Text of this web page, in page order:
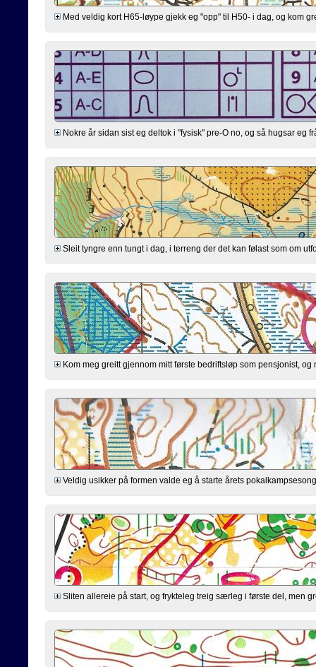
Med veldig kort H65-løype gjekk eg "opp" til H50- i dag, og kom
Nokre år sidan sist eg deltok i "fysisk" pre-O no, og så hugsar eg
Sleit tyngre enn tungt i dag, i terreng der det kan følast som om
Kom meg greitt gjennom mitt første bedriftsløp som pensjonist,
Veldig usikker på formen valde eg å starte årets
Sliten allereie på start, og frykteleg treig særleg i første del, men